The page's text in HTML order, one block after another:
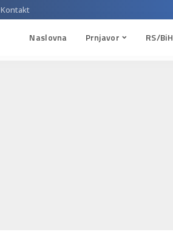
Kontakt
Naslovna Prnjavor RS/BiH